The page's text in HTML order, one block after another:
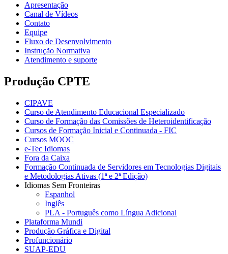
Apresentação
Canal de Vídeos
Contato
Equipe
Fluxo de Desenvolvimento
Instrução Normativa
Atendimento e suporte
Produção CPTE
CIPAVE
Curso de Atendimento Educacional Especializado
Curso de Formação das Comissões de Heteroidentificação
Cursos de Formação Inicial e Continuada - FIC
Cursos MOOC
e-Tec Idiomas
Fora da Caixa
Formação Continuada de Servidores em Tecnologias Digitais
e Metodologias Ativas (1ª e 2ª Edição)
Idiomas Sem Fronteiras
Espanhol
Inglês
PLA - Português como Língua Adicional
Plataforma Mundi
Produção Gráfica e Digital
Profuncionário
SUAP-EDU